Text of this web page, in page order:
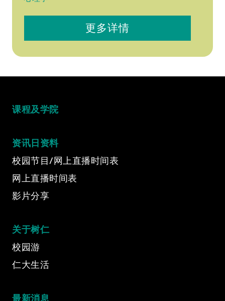
更多详情
课程及学院
资讯日资料
校园节目/网上直播时间表
网上直播时间表
影片分享
关于树仁
校园游
仁大生活